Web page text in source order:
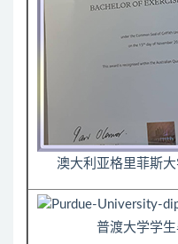
澳大利亚格里菲斯
普渡大学学